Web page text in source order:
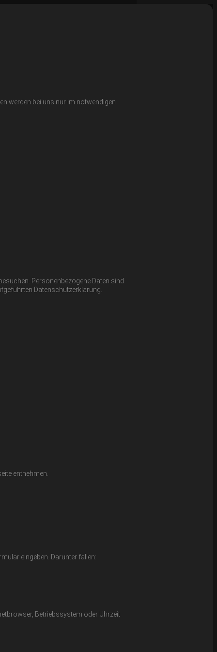
werden bei uns nur im notwendigen
Personenbezogene Daten sind
Datenschutzerklärung.
entnehmen.
eingeben. Darunter fallen:
Betriebssystem oder Uhrzeit